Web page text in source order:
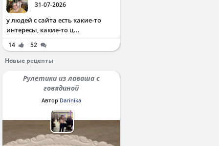
31-07-2026
у людей с сайта есть какие-то
интересы, какие-то ц...
14
52
Новые рецепты
Рулетики из лаваша с
говядиной
Автор Darinika